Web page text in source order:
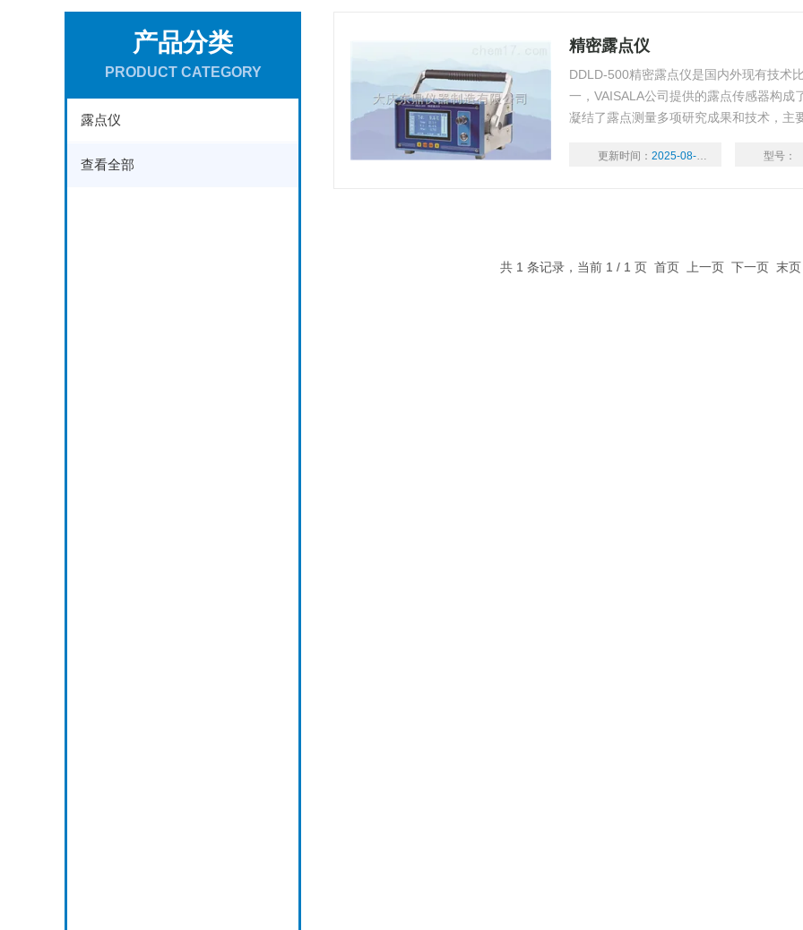
产品分类
PRODUCT CATEGORY
露点仪
查看全部
精密露点仪
DDLD-500精密露点仪是国内外现有技术
一，VAISALA公司提供的露点传感器构成
凝结了露点测量多项研究成果和技术，主
化、航空、电力、冶金、医药、食品等行
更新时间：2025-08-04 型号：
共 1 条记录，当前 1 / 1 页 首页 上一页 下一页 末